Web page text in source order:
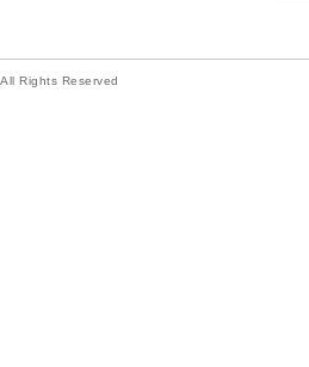
Rights Reserved